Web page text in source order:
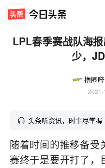
LPL春季赛战队海
少，
撸圈
2021-
头条听资讯，时事尽掌握
随着时间的推移备受
赛终于是要开打了，